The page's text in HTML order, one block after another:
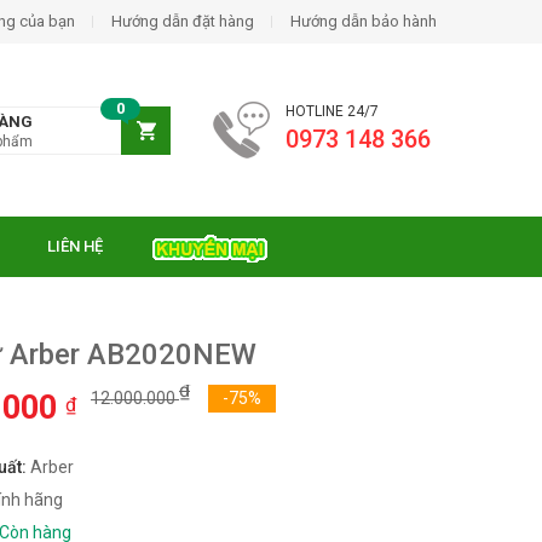
của bạn Hướng dẫn đặt hàng Hướng dẫn bảo hành
HOTLINE 24/7
0973 148 366
0
LIÊN HỆ
Arber AB2020NEW
₫ 12.000.000₫ -75%
Arber
hãng
Còn hàng